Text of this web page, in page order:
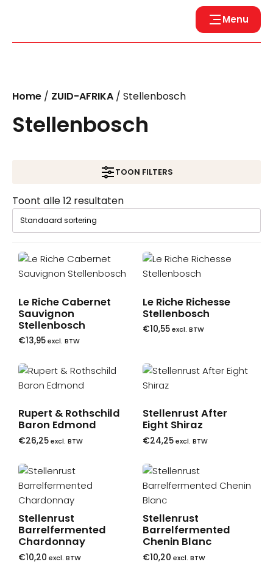
Menu
Home / ZUID-AFRIKA / Stellenbosch
Stellenbosch
TOON FILTERS
Toont alle 12 resultaten
Le Riche Cabernet
Sauvignon
Stellenbosch
€13,95 excl. BTW
Le Riche Richesse
Stellenbosch
€10,55 excl. BTW
Rupert & Rothschild
Baron Edmond
€26,25 excl. BTW
Stellenrust After
Eight Shiraz
€24,25 excl. BTW
Stellenrust
Barrelfermented
Chardonnay
€10,20 excl. BTW
Stellenrust
Barrelfermented
Chenin Blanc
€10,20 excl. BTW